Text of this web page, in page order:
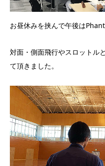
お昼休みを挟んで午後は
対面・側面飛行やスロットル
て頂きました。